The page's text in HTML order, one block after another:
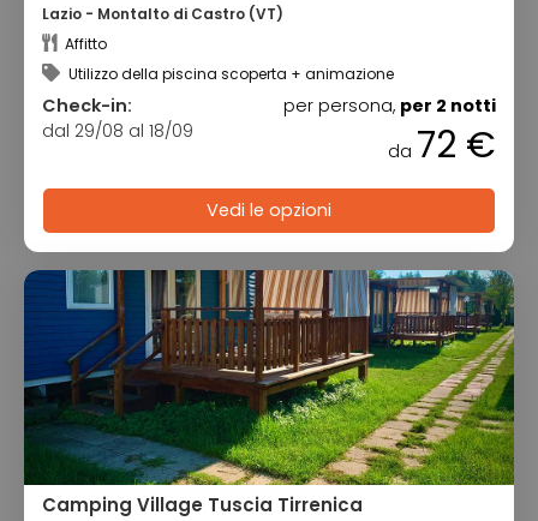
Lazio - Montalto di Castro (VT)
Affitto
Utilizzo della piscina scoperta + animazione
Check-in:
dal 29/08 al 18/09
per persona, per 2 notti
da 72 €
Vedi le opzioni
Camping Village Tuscia Tirrenica